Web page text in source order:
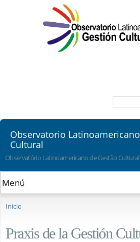
principal
Observatorio
Cultural
Observatório Latinoamericano de Gestão Cultural
Inicio
Praxis de la Gestión